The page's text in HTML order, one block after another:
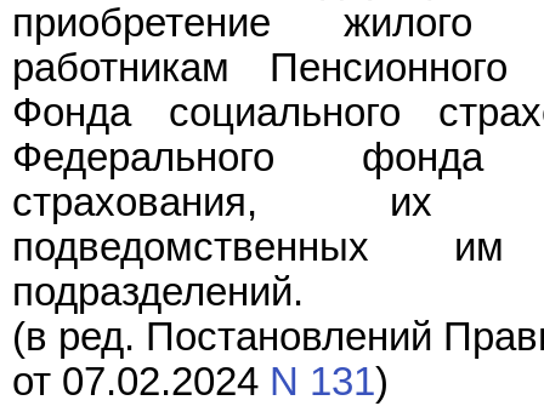
приобретение жилого
работникам
Фонда социального
Федерального фонда
страхования, их
подведомственных
подразделений.
(в ред. Постановлений
от 07.02.2024 N 131)